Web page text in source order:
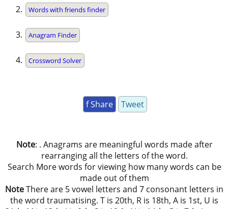
Words with friends finder
Anagram Finder
Crossword Solver
f Share Tweet
Note: . Anagrams are meaningful words made after
rearranging all the letters of the word.
Search More words for viewing how many words can be
made out of them
NoteThere are 5 vowel letters and 7 consonant letters in
the word traumatising. T is 20th, R is 18th, A is 1st, U is